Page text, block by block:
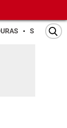
SAN PEDRO